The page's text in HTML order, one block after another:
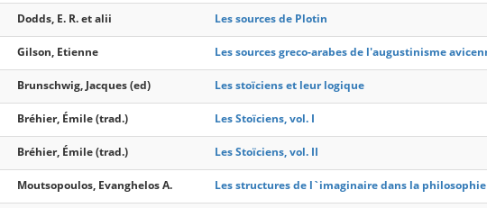
Dodds, E. R. et alii Les sources de Plotin
Gilson, Etienne Les sources greco-arabes de l'augustinisme
Brunschwig, Jacques (ed) Les stoïciens et leur logique
Bréhier, Émile (trad.) Les Stoïciens, vol. I
Bréhier, Émile (trad.) Les Stoïciens, vol. II
Moutsopoulos, Evanghelos A. Les structures de l`imaginaire dans la